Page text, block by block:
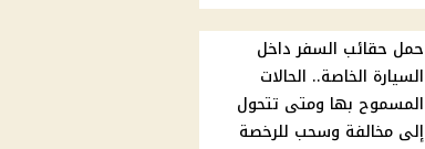
حمل حقائب السفر داخل
السيارة الخاصة.. الحالات
المسموح بها ومتى تتحول
إلى مخالفة وسحب للرخصة